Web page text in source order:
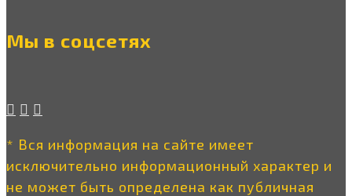
Мы в соцсетях
* Вся информация на сайте имеет
исключительно информационный характер и
не может быть определена как публичная